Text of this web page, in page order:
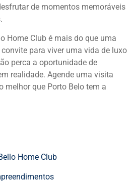
de momentos memoráveis
Home Club é mais do que uma
para viver uma vida de luxo
perca a oportunidade de
realidade. Agende uma visita
melhor que Porto Belo tem a
Home Club